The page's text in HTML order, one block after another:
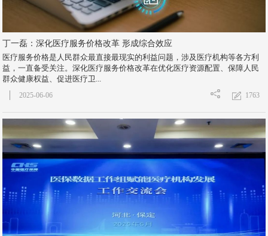
丁一磊：深化医疗服务价格改革 形成综合效应
医疗服务价格是人民群众最直接最现实的利益问题，涉及医疗机构等各方利
益，一直备受关注。深化医疗服务价格改革在优化医疗资源配置、保障人民
群众健康权益、促进医疗卫...
1763
2025-06-06